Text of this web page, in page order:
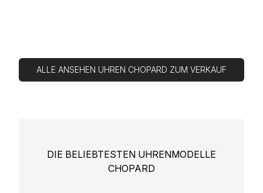
ALLE ANSEHEN UHREN CHOPARD ZUM VERKAUF
DIE BELIEBTESTEN UHRENMODELLE
CHOPARD